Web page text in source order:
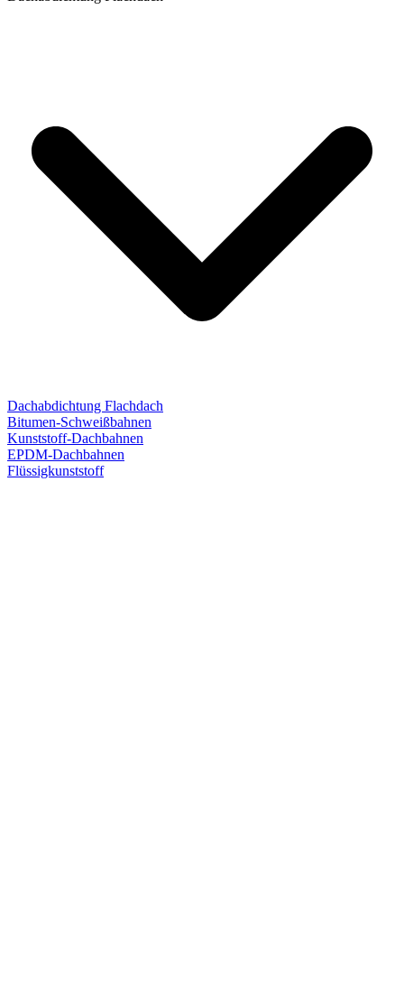
Dachabdichtung Flachdach
Bitumen-Schweißbahnen
Kunststoff-Dachbahnen
EPDM-Dachbahnen
Flüssigkunststoff